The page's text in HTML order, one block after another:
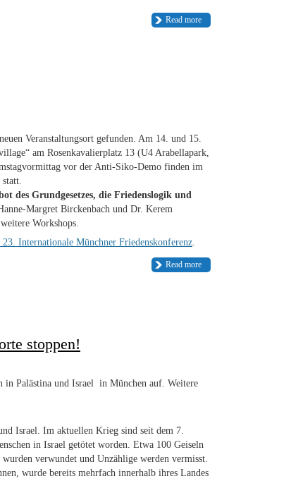
Read more
Veranstaltungsort gefunden. Am 14. und 15.
am Rosenkavalierplatz 13 (U4 Arabellapark,
vor der Anti-Siko-Demo finden im
des Grundgesetzes, die Friedenslogik und
Margret Birckenbach und Dr. Kerem
Workshops.
Internationale Münchner Friedenskonferenz
Read more
stoppen!
in Palästina und Israel in München auf. Weitere
Israel. Im aktuellen Krieg sind seit dem 7.
in Israel getötet worden. Etwa 100 Geiseln
verwundet und Unzählige werden vermisst.
wurde bereits mehrfach innerhalb ihres Landes